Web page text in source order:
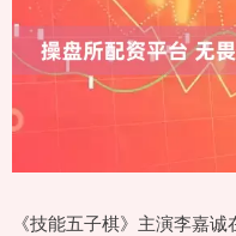
《技能五子棋》主演李嘉